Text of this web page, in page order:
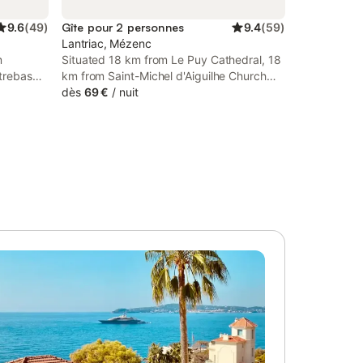
9.6(49)
une
de
de la
Gîte pour 2 personnes 9.4(59)
Lantriac, Mézenc
Situated 18 km from Le Puy Cathedral, 18
km from Saint-Michel d'Aiguilhe Church
and 26 km from Puy-en-Velay Golf Club,
dès 69 € / nuit